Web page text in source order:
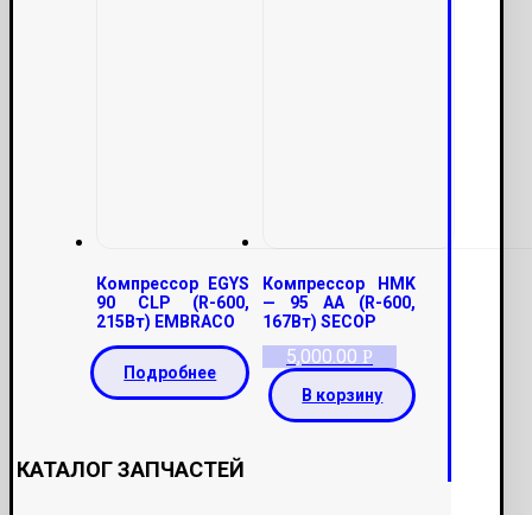
Компрессор EGYS
90 CLP (R-600,
215Вт) EMBRACO
Подробнее
Компрессор HMK
— 95 AA (R-600,
167Вт) SECOP
5,000.00 Р
В корзину
КАТАЛОГ ЗАПЧАСТЕЙ